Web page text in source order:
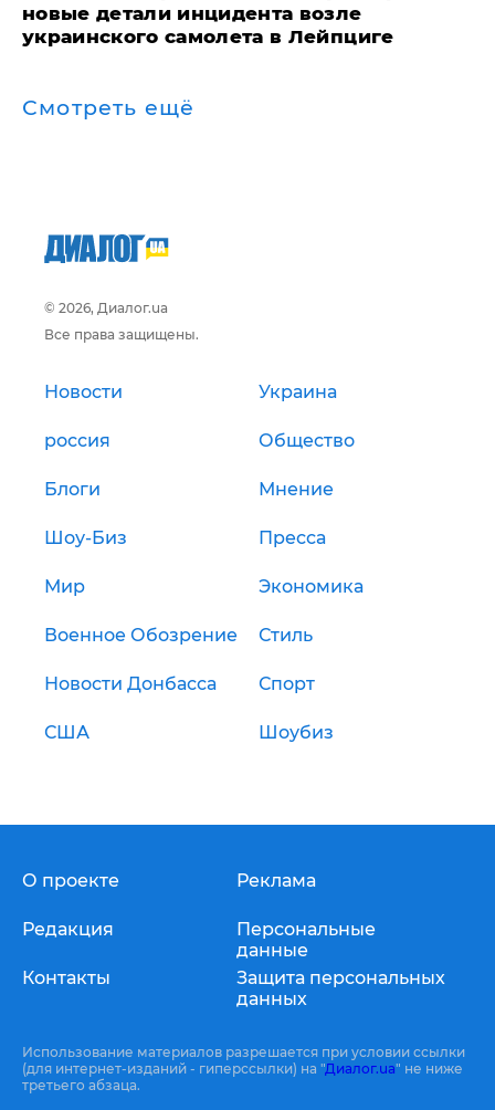
новые детали инцидента возле
украинского самолета в Лейпциге
Смотреть ещё
© 2026, Диалог.ua
Все права защищены.
Новости Украина
россия Общество
Блоги Мнение
Шоу-Биз Пресса
Мир Экономика
Военное Обозрение Стиль
Новости Донбасса Спорт
США Шоубиз
О проекте
Редакция
Контакты
Реклама
Персональные
данные
Защита персональных
данных
Использование материалов разрешается при условии ссылки
(для интернет-изданий - гиперссылки) на "Диалог.ua" не ниже
третьего абзаца.